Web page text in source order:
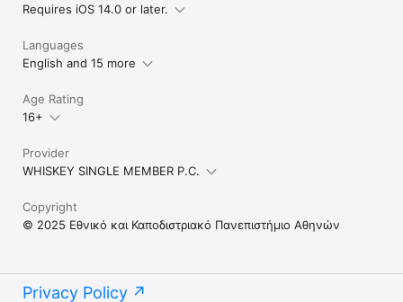
Requires iOS 14.0 or later.
Languages
English and 15 more
Age Rating
16+
Provider
WHISKEY SINGLE MEMBER P.C.
Copyright
© 2025 Εθνικό και Καποδιστριακό Πανεπιστήμιο Αθηνών
Privacy Policy